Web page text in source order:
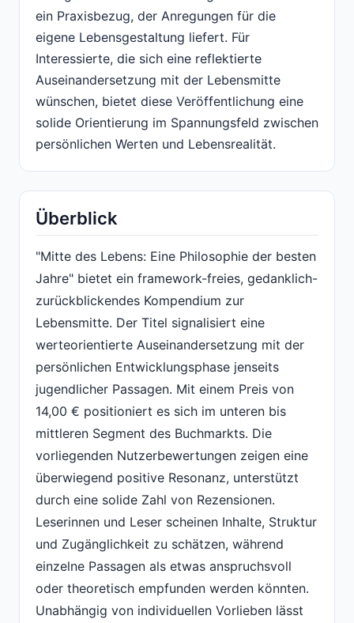
ein Praxisbezug, der Anregungen für die
eigene Lebensgestaltung liefert. Für
Interessierte, die sich eine reflektierte
Auseinandersetzung mit der Lebensmitte
wünschen, bietet diese Veröffentlichung eine
solide Orientierung im Spannungsfeld zwischen
persönlichen Werten und Lebensrealität.
Überblick
"Mitte des Lebens: Eine Philosophie der besten
Jahre" bietet ein framework-freies, gedanklich-
zurückblickendes Kompendium zur
Lebensmitte. Der Titel signalisiert eine
werteorientierte Auseinandersetzung mit der
persönlichen Entwicklungsphase jenseits
jugendlicher Passagen. Mit einem Preis von
14,00 € positioniert es sich im unteren bis
mittleren Segment des Buchmarkts. Die
vorliegenden Nutzerbewertungen zeigen eine
überwiegend positive Resonanz, unterstützt
durch eine solide Zahl von Rezensionen.
Leserinnen und Leser scheinen Inhalte, Struktur
und Zugänglichkeit zu schätzen, während
einzelne Passagen als etwas anspruchsvoll
oder theoretisch empfunden werden könnten.
Unabhängig von individuellen Vorlieben lässt